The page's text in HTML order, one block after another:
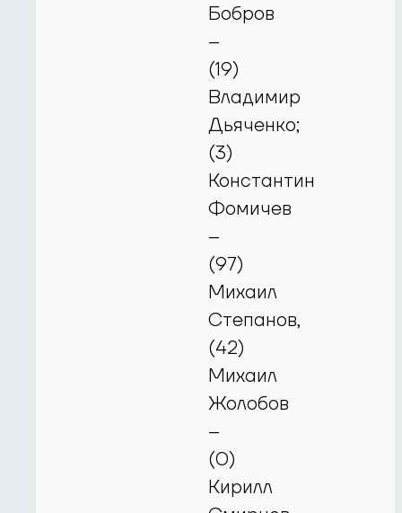
Бобров
–
(19)
Владимир
Дьяченко;
(3)
Константин
Фомичев
–
(97)
Михаил
Степанов,
(42)
Михаил
Жолобов
–
(0)
Кирилл